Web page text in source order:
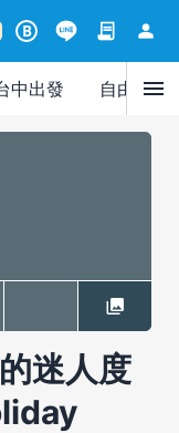
B contract person
中出發 自由行menu
迷人度